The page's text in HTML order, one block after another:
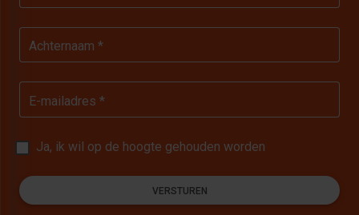
Achternaam *
E-mailadres *
Ja, ik wil op de hoogte gehouden worden
VERSTUREN